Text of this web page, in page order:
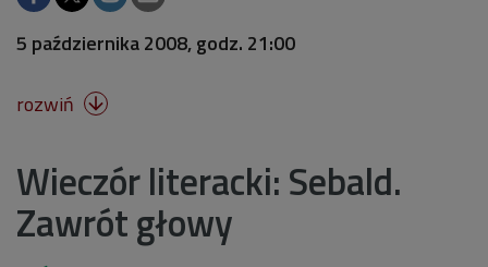
5 października 2008, godz. 21:00
rozwiń 
Wieczór literacki: Sebald.
Zawrót głowy